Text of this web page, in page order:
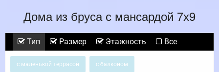
Дома из бруса с мансардой 7х9
Тип Размер Этажность Все
с маленькой террасой с балконом